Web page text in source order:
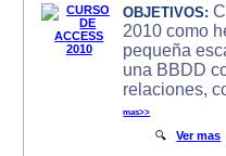
OBJETIVOS:
2010 como
pequeña
una BBDD
relaciones,
mas>>
🔍Ver mas